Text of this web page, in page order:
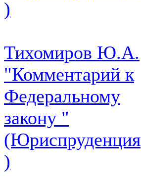
)
Тихомиров Ю.А.
"Комментарий к
Федеральному
закону "
(Юриспруденция
)